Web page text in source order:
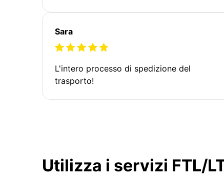
Sara
L'intero processo di spedizione del
trasporto!
Utilizza i servizi FTL/